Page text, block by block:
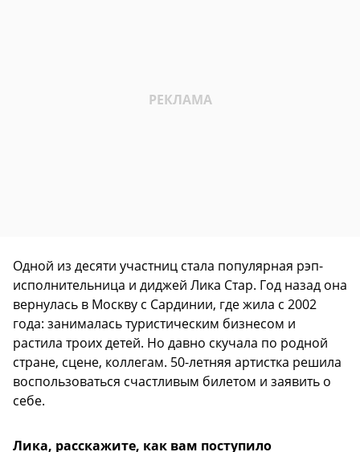
Одной из десяти участниц стала популярная рэп-
исполнительница и диджей Лика Стар. Год назад она
вернулась в Москву с Сардинии, где жила с 2002
года: занималась туристическим бизнесом и
растила троих детей. Но давно скучала по родной
стране, сцене, коллегам. 50-летняя артистка решила
воспользоваться счастливым билетом и заявить о
себе.
Лика, расскажите, как вам поступило